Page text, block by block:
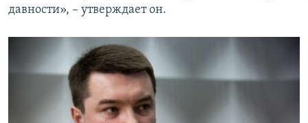
давности», – утверждает он.